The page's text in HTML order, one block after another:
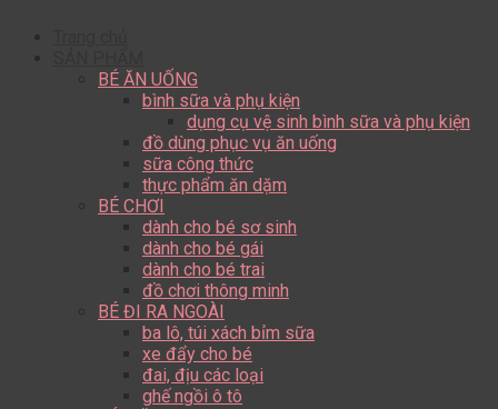
BÉ ĂN UỐNG
bình sữa và phụ kiện
dụng cụ vệ sinh bình sữa và phụ kiện
đồ dùng phục vụ ăn uống
sữa công thức
thực phẩm ăn dặm
BÉ CHƠI
dành cho bé sơ sinh
dành cho bé gái
dành cho bé trai
đồ chơi thông minh
BÉ ĐI RA NGOÀI
ba lô, túi xách bỉm sữa
xe đẩy cho bé
đai, địu các loại
ghế ngồi ô tô